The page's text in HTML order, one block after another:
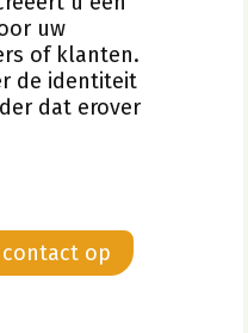
uw
of klanten.
de identiteit
dat erover
contact op